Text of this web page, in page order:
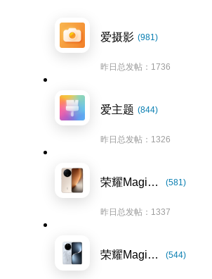
爱摄影 (981)
昨日总发帖：1736
爱主题 (844)
昨日总发帖：1326
荣耀Magic8系列 (581)
昨日总发帖：1337
荣耀Magic7系列 (544)